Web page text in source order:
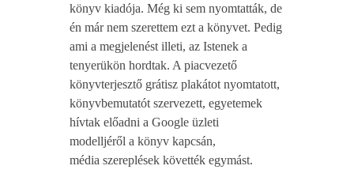
könyv kiadója. Még ki sem nyomtatták, de
én már nem szerettem ezt a könyvet. Pedig
ami a megjelenést illeti, az Istenek a
tenyerükön hordtak. A piacvezető
könyvterjesztő grátisz plakátot nyomtatott,
könyvbemutatót szervezett, egyetemek
hívtak előadni a Google üzleti
modelljéről a könyv kapcsán,
média szereplések követték egymást.